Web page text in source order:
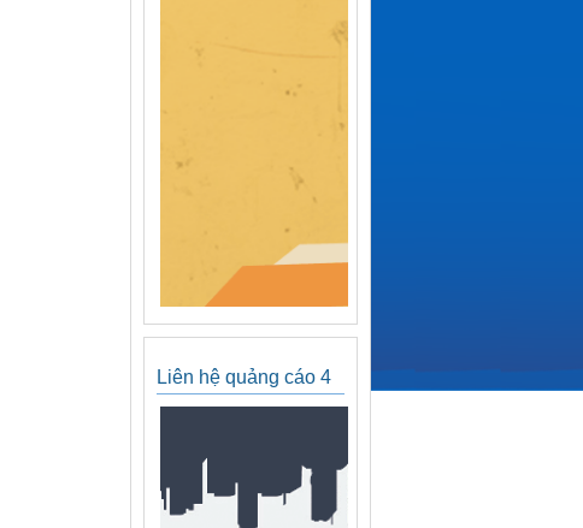
Liên hệ quảng cáo 4